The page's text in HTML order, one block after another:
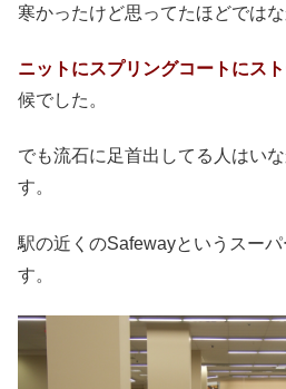
寒かったけど思ってたほどでは
ニットにスプリングコートにス
候でした。
でも流石に足首出してる人はい
す。
駅の近くのSafewayというスー
す。